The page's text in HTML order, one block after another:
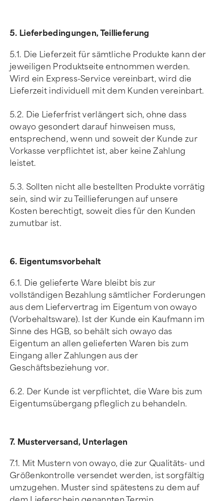
5. Lieferbedingungen, Teillieferung
5.1. Die Lieferzeit für sämtliche Produkte kann der
jeweiligen Produktseite entnommen werden.
Wird ein Express-Service vereinbart, wird die
Lieferzeit individuell mit dem Kunden vereinbart.
5.2. Die Lieferfrist verlängert sich, ohne dass
owayo gesondert darauf hinweisen muss,
entsprechend, wenn und soweit der Kunde zur
Vorkasse verpflichtet ist, aber keine Zahlung
leistet.
5.3. Sollten nicht alle bestellten Produkte vorrätig
sein, sind wir zu Teillieferungen auf unsere
Kosten berechtigt, soweit dies für den Kunden
zumutbar ist.
6. Eigentumsvorbehalt
6.1. Die gelieferte Ware bleibt bis zur
vollständigen Bezahlung sämtlicher Forderungen
aus dem Liefervertrag im Eigentum von owayo
(Vorbehaltsware). Ist der Kunde ein Kaufmann im
Sinne des HGB, so behält sich owayo das
Eigentum an allen gelieferten Waren bis zum
Eingang aller Zahlungen aus der
Geschäftsbeziehung vor.
6.2. Der Kunde ist verpflichtet, die Ware bis zum
Eigentumsübergang pfleglich zu behandeln.
7. Musterversand, Unterlagen
7.1. Mit Mustern von owayo, die zur Qualitäts- und
Größenkontrolle versendet werden, ist sorgfältig
umzugehen. Muster sind spätestens zu dem auf